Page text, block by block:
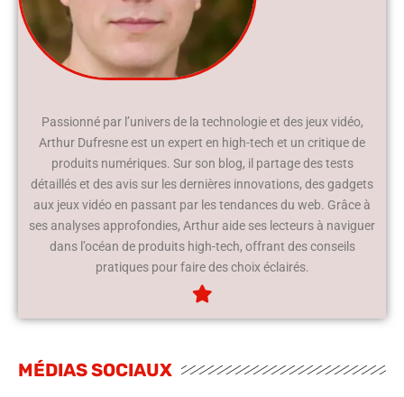
Passionné par l’univers de la technologie et des jeux vidéo,
Arthur Dufresne est un expert en high-tech et un critique de
produits numériques. Sur son blog, il partage des tests
détaillés et des avis sur les dernières innovations, des gadgets
aux jeux vidéo en passant par les tendances du web. Grâce à
ses analyses approfondies, Arthur aide ses lecteurs à naviguer
dans l’océan de produits high-tech, offrant des conseils
pratiques pour faire des choix éclairés.
MÉDIAS SOCIAUX